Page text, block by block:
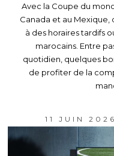
Avec la Coupe du
Canada et au
à des horaires tardifs
marocains. Entre
quotidien, quelques
de profiter de la
11 JUIN 2026